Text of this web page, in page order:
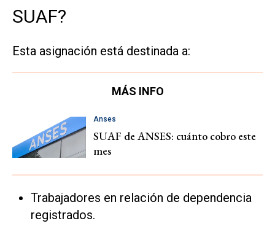
SUAF?
Esta asignación está destinada a:
MÁS INFO
Anses
SUAF de ANSES: cuánto cobro este
mes
Trabajadores en relación de dependencia
registrados.